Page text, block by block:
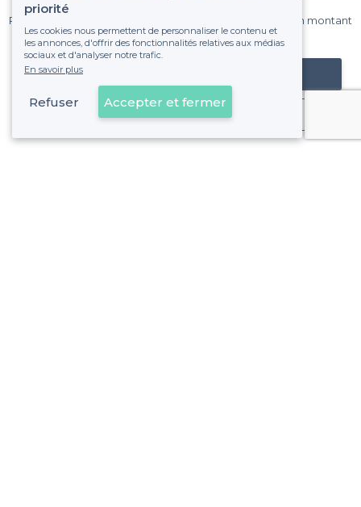
Pas de commissions et sans engagement, vous payez un montant
fixe sans risque de voir déraper la facture.
Référencer mon établissement
Déjà client
priorité
Les cookies nous permettent de personnaliser le contenu et
les annonces, d'offrir des fonctionnalités relatives aux médias
sociaux et d'analyser notre trafic.
En savoir plus
Refuser Accepter et fermer